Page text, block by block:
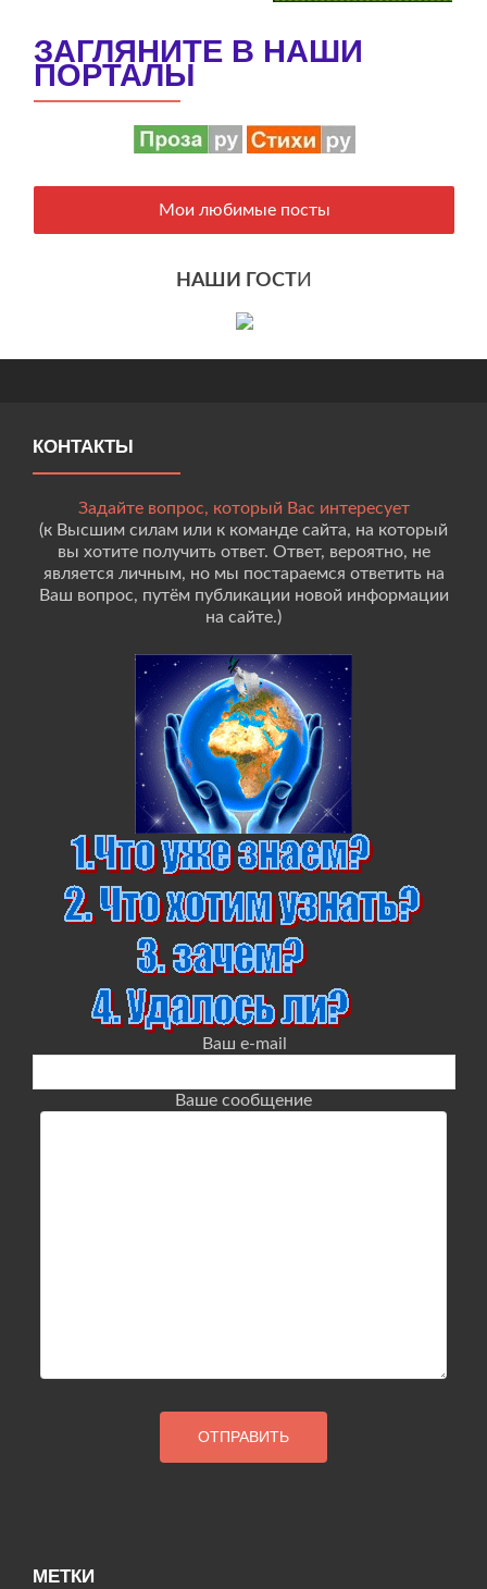
ЗАГЛЯНИТЕ В НАШИ
ПОРТАЛЫ
Мои любимые посты
НАШИ ГОСТ И
КОНТАКТЫ
Задайте вопрос, который Вас интересует
(к Высшим силам или к команде сайта, на который
вы хотите получить ответ. Ответ, вероятно, не
является личным, но мы постараемся ответить на
Ваш вопрос, путём публикации новой информации
на сайте.)
Ваш e-mail
Ваше сообщение
МЕТКИ